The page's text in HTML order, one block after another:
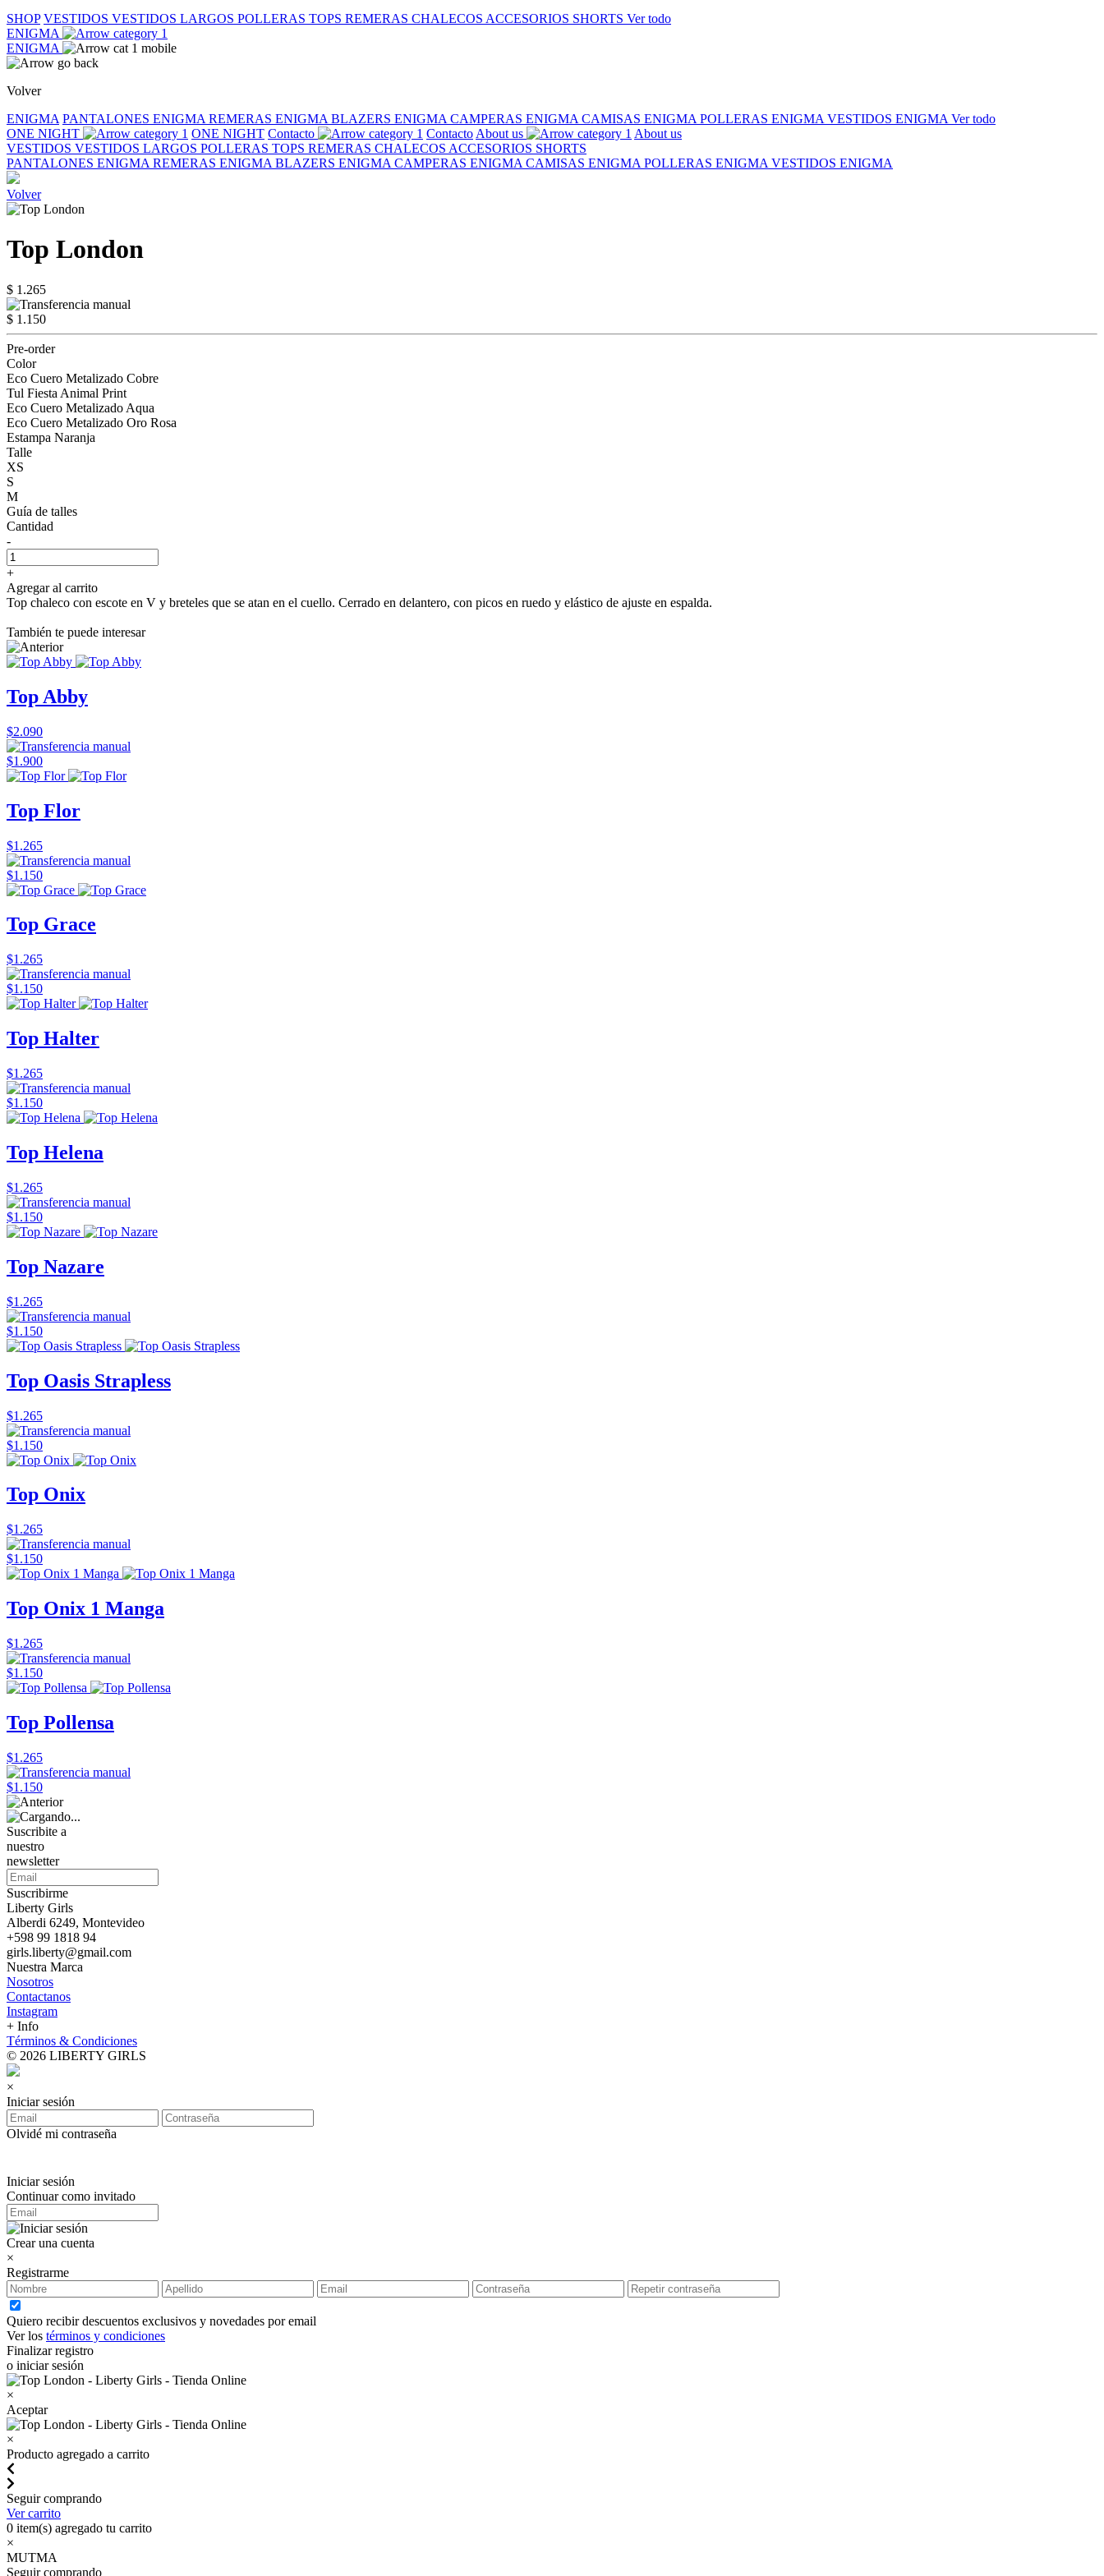
SHOP VESTIDOS VESTIDOS LARGOS POLLERAS TOPS REMERAS CHALECOS ACCESORIOS SHORTS Ver todo
ENIGMA
ENIGMA
Volver
ENIGMA PANTALONES ENIGMA REMERAS ENIGMA BLAZERS ENIGMA CAMPERAS ENIGMA CAMISAS ENIGMA POLLERAS ENIGMA VESTIDOS ENIGMA Ver todo
ONE NIGHT
ONE NIGHT Contacto Contacto About us
About us
VESTIDOS VESTIDOS LARGOS POLLERAS TOPS REMERAS CHALECOS ACCESORIOS SHORTS
PANTALONES ENIGMA REMERAS ENIGMA BLAZERS ENIGMA CAMPERAS ENIGMA CAMISAS ENIGMA POLLERAS ENIGMA VESTIDOS ENIGMA
Volver
Top London
$ 1.265
$ 1.150
Pre-order
Color
Eco Cuero Metalizado Cobre
Tul Fiesta Animal Print
Eco Cuero Metalizado Aqua
Eco Cuero Metalizado Oro Rosa
Estampa Naranja
Talle
XS
S
M
Guía de talles
Cantidad
-
+
Agregar al carrito
Top chaleco con escote en V y breteles que se atan en el cuello. Cerrado en delantero, con picos en ruedo y elástico de ajuste en espalda.
También te puede interesar
Top Abby
$2.090
$1.900
Top Flor
$1.265
$1.150
Top Grace
$1.265
$1.150
Top Halter
$1.265
$1.150
Top Helena
$1.265
$1.150
Top Nazare
$1.265
$1.150
Top Oasis Strapless
$1.265
$1.150
Top Onix
$1.265
$1.150
Top Onix 1 Manga
$1.265
$1.150
Top Pollensa
$1.265
$1.150
Suscribite a
nuestro
newsletter
Suscribirme
Liberty Girls
Alberdi 6249, Montevideo
+598 99 1818 94
girls.liberty@gmail.com
Nuestra Marca
Nosotros
Contactanos
Instagram
+ Info
Términos & Condiciones
© 2026 LIBERTY GIRLS
×
Iniciar sesión
Olvidé mi contraseña
Iniciar sesión
Continuar como invitado
Crear una cuenta
×
Registrarme
Quiero recibir descuentos exclusivos y novedades por email
Ver los términos y condiciones
Finalizar registro
o iniciar sesión
×
Aceptar
×
Producto agregado a carrito
Seguir comprando
Ver carrito
0 item(s) agregado tu carrito
×
MUTMA
Seguir comprando